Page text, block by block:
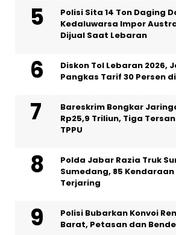
Polisi Sita 14 Ton Daging
Kedaluwarsa Impor
Dijual Saat Lebaran
Diskon Tol Lebaran 2026,
Pangkas Tarif 30 Persen
Bareskrim Bongkar
Rp25,9 Triliun, Tiga
TPPU
Polda Jabar Razia Truk
Sumedang, 85
Terjaring
Polisi Bubarkan Konvoi
Barat, Petasan dan